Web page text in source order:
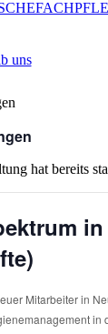
uns
hat bereits
Mitarbeiter in
in